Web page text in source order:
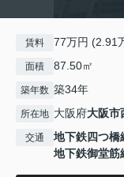
賃料 77万円
面積 87.50㎡
築年数 築34年
所在地 大阪府大阪市
交通 地下鉄四つ橋
地下鉄御堂筋